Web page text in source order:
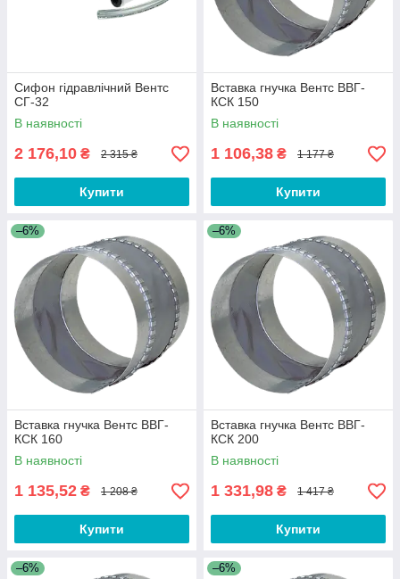
Сифон гідравлічний Вентс
СГ-32
В наявності
2 176,10 ₴ 2 315 ₴
Купити
Вставка гнучка Вентс ВВГ-
КСК 150
В наявності
1 106,38 ₴ 1 177 ₴
Купити
–6%
Вставка гнучка Вентс ВВГ-
КСК 160
В наявності
1 135,52 ₴ 1 208 ₴
Купити
–6%
Вставка гнучка Вентс ВВГ-
КСК 200
В наявності
1 331,98 ₴ 1 417 ₴
Купити
–6% –6%